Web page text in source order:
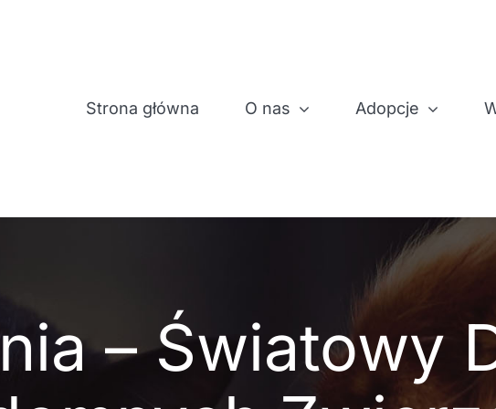
Strona główna O nas Adopcje
– Światowy